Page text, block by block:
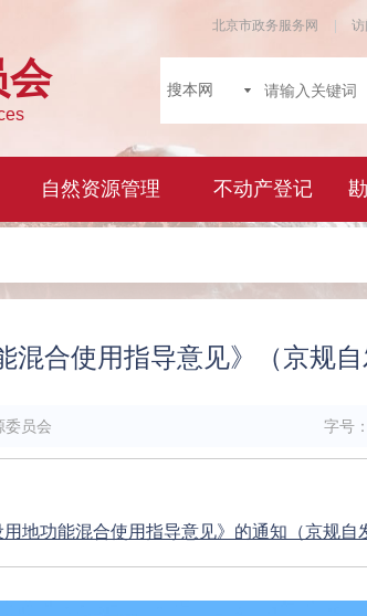
合使用指导意见》（京规自
委员会 字号：
地功能混合使用指导意见》的通知（京规自